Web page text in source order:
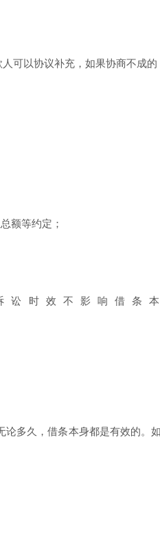
以协议补充，如果协商不成
额等约定；
效不影响借条本
论多久，借条本身都是有效的。